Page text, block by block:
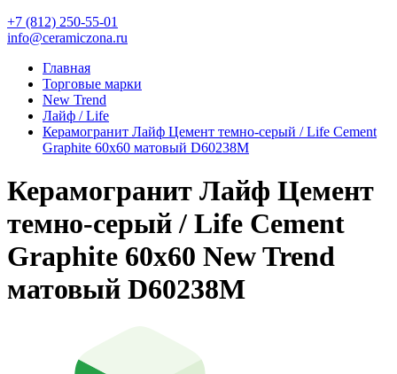
+7 (812) 250-55-01
info@ceramiczona.ru
Главная
Торговые марки
New Trend
Лайф / Life
Керамогранит Лайф Цемент темно-серый / Life Cement
Graphite 60х60 матовый D60238M
Керамогранит Лайф Цемент
темно-серый / Life Cement
Graphite 60х60 New Trend
матовый D60238M